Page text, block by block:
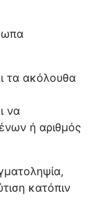
τα ακόλουθα
να
ή αριθμός
κατόπιν